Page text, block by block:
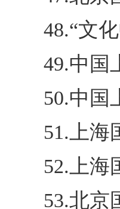
48.“文
49.中国
50.中国
51.上海
52.上海
53.北京